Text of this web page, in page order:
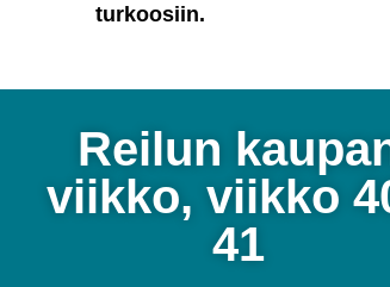
Reilun
viikko, viikko
41